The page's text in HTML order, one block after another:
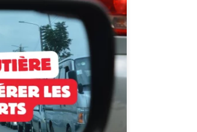
les Angles Morts Les angles
ne peut pas voir les
dangers sur nos routes.